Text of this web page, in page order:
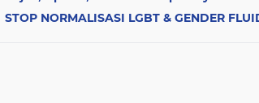
STOP NORMALISASI LGBT & GENDER